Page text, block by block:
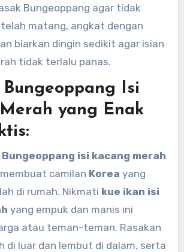
Bungeoppang agar tidak
matang, angkat dengan
biarkan dingin sedikit agar isian
tidak terlalu panas.
Isi
yang Enak
Bungeoppang isi kacang merah
camilan Korea yang
di rumah. Nikmati kue ikan isi
yang empuk dan manis ini
atau teman-teman. Rasakan
di luar dan lembut di dalam, serta